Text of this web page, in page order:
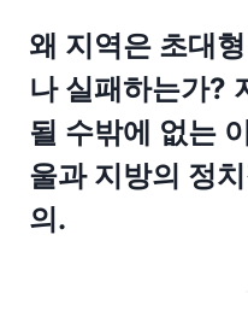
왜 지역은 초대
나 실패하는가?
될 수밖에 없는
울과 지방의 정
의.